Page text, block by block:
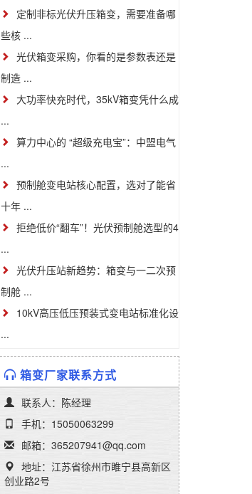
定制非标光伏升压箱变，需要准备哪
些核 ...
光伏箱变采购，你看的是参数表还是
制造 ...
大功率快充时代，35kV箱变凭什么成
...
算力中心的 “超级充电宝”：中盟电气
...
预制舱变电站核心配置，选对了能省
十年 ...
拒绝低价“翻车”！光伏预制舱选型的4
...
光伏升压站新趋势：箱变与一二次预
制舱 ...
10kV高压低压预装式变电站标准化设
...
箱变厂家联系方式
联系人：陈经理
手机：15050063299
邮箱：365207941@qq.com
地址：江苏省徐州市睢宁县高新区
创业路2号